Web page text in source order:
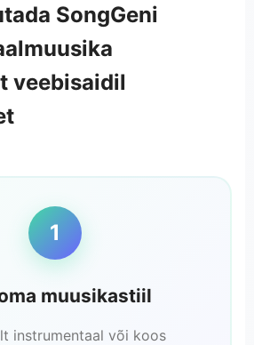
SongGeni
veebisaidil
1
muusikastiil
instrumentaal või koos